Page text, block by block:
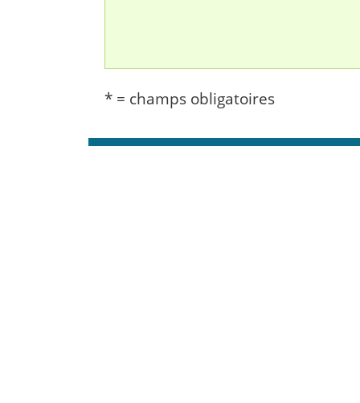
* = champs obligatoires